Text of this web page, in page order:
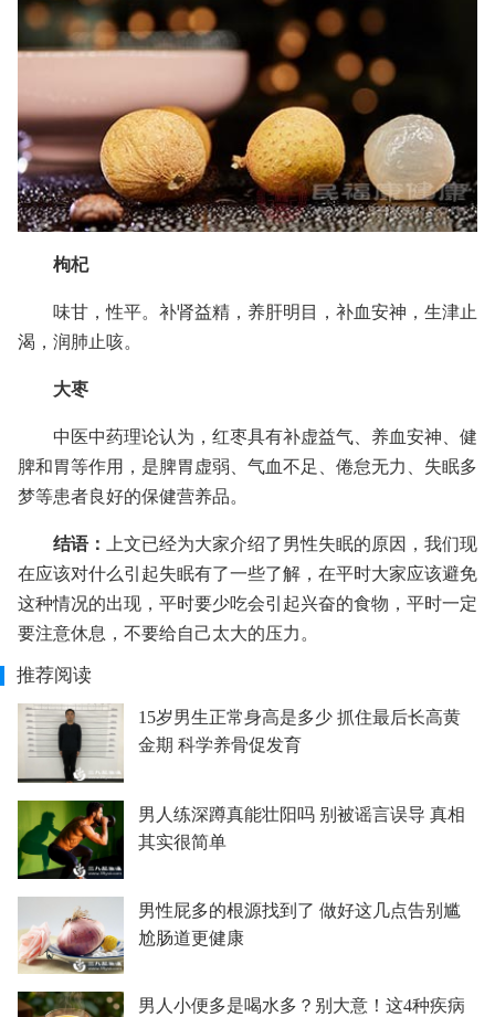
枸杞
味甘，性平。补肾益精，养肝明目，补血安神，生津止
渴，润肺止咳。
大枣
中医中药理论认为，红枣具有补虚益气、养血安神、健
脾和胃等作用，是脾胃虚弱、气血不足、倦怠无力、失眠多
梦等患者良好的保健营养品。
结语：
上文已经为大家介绍了男性失眠的原因，我们现
在应该对什么引起失眠有了一些了解，在平时大家应该避免
这种情况的出现，平时要少吃会引起兴奋的食物，平时一定
要注意休息，不要给自己太大的压力。
推荐阅读
15岁男生正常身高是多少 抓住最后长高黄
金期 科学养骨促发育
男人练深蹲真能壮阳吗 别被谣言误导 真相
其实很简单
男性屁多的根源找到了 做好这几点告别尴
尬肠道更健康
男人小便多是喝水多？别大意！这4种疾病